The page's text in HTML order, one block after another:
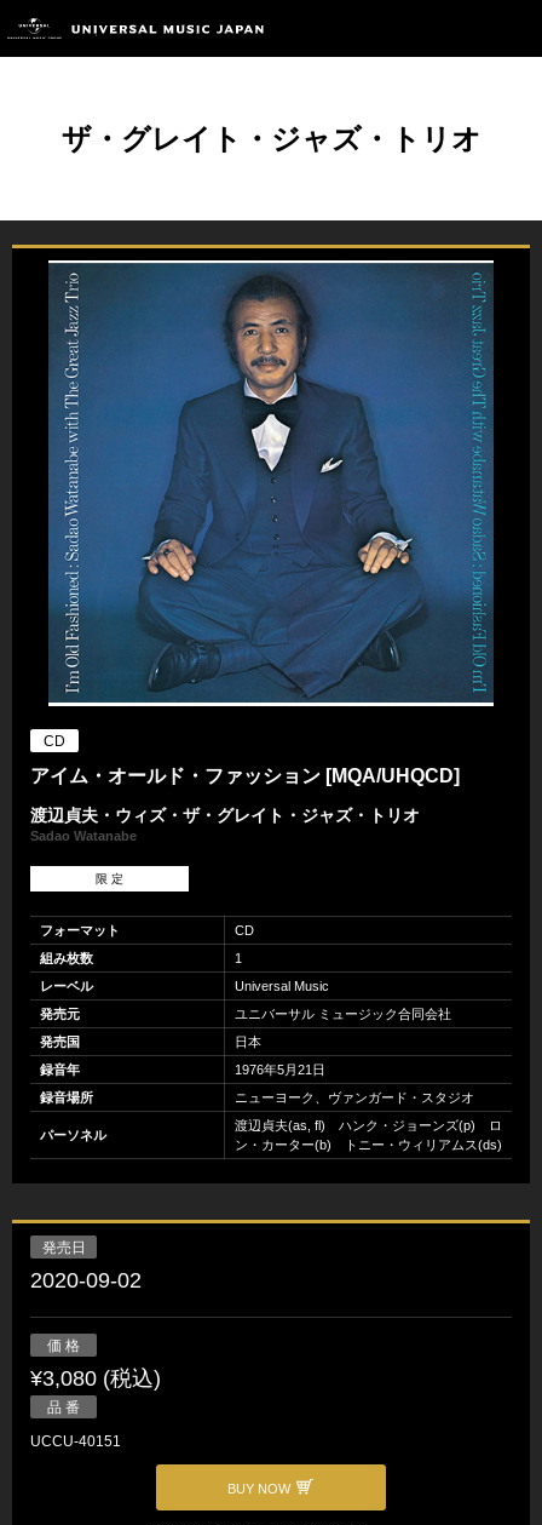
ザ・グレイト・ジャズ・トリオ
CD
アイム・オールド・ファッション [MQA/UHQCD]
渡辺貞夫・ウィズ・ザ・グレイト・ジャズ・トリオ
Sadao Watanabe
限 定
フォーマット
CD
組み枚数
1
レーベル
Universal Music
発売元
ユニバーサル ミュージック合同会社
発売国
日本
録音年
1976年5月21日
録音場所
ニューヨーク、ヴァンガード・スタジオ
パーソネル
渡辺貞夫(as, fl) ハンク・ジョーンズ(p) ロ
ン・カーター(b) トニー・ウィリアムス(ds)
発売日
2020-09-02
価 格
¥3,080 (税込)
品 番
UCCU-40151
BUY NOW